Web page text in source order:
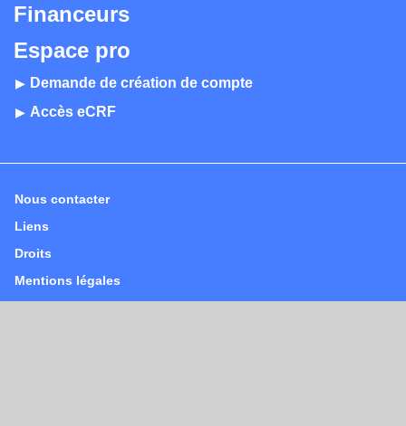
Financeurs
Espace pro
Demande de création de compte
Accès eCRF
Nous contacter
Liens
Droits
Mentions légales